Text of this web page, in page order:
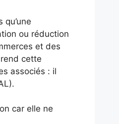
ou réduction
et des
cette
associés : il
car elle ne